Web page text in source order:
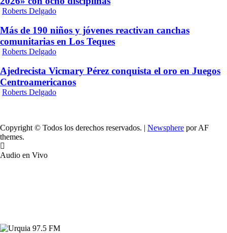
Roberts Delgado
Más de 190 niños y jóvenes reactivan canchas
comunitarias en Los Teques
Roberts Delgado
Ajedrecista Vicmary Pérez conquista el oro en Juegos
Centroamericanos
Roberts Delgado
Copyright © Todos los derechos reservados. | Newsphere por AF
themes.
Audio en Vivo